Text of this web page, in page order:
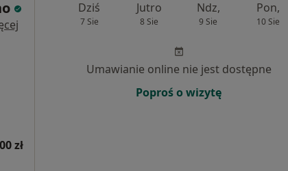
zł
Dziś
7 Sie
Jutro
8 Sie
Ndz,
9 Sie
Pon,
10 Sie
Umawianie online nie jest dostępne
Poproś o wizytę